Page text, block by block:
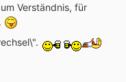
Verständnis, für